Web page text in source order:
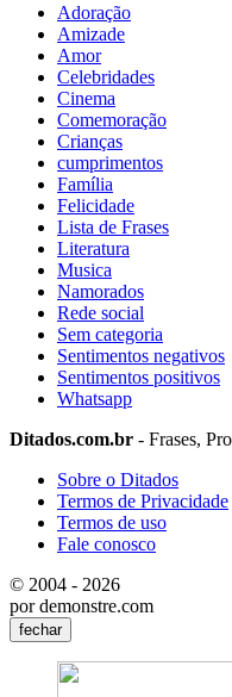
Adoração
Amizade
Amor
Celebridades
Cinema
Comemoração
Crianças
cumprimentos
Família
Felicidade
Lista de Frases
Literatura
Musica
Namorados
Rede social
Sem categoria
Sentimentos negativos
Sentimentos positivos
Whatsapp
Ditados.com.br - Frases,
Sobre o Ditados
Termos de Privacidade
Termos de uso
Fale conosco
© 2004 - 2026
por demonstre.com
fechar